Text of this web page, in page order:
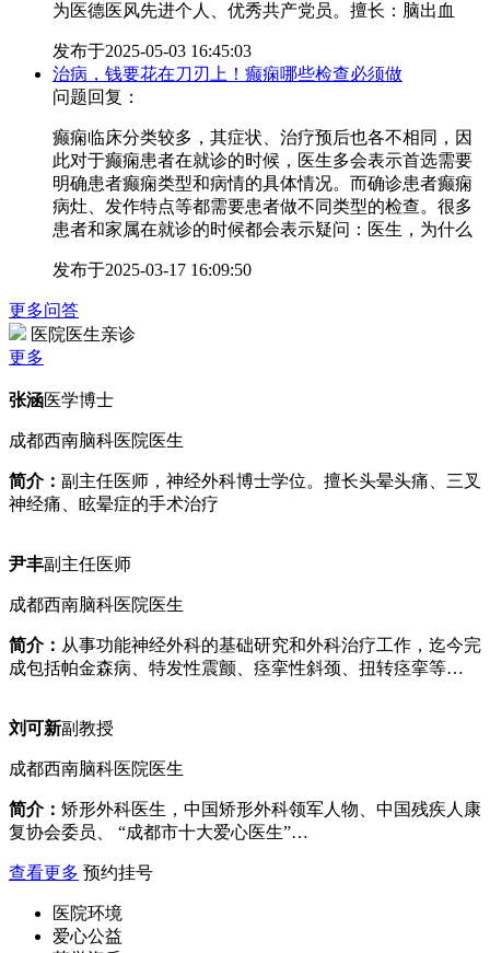
为医德医风先进个人、优秀共产党员。擅长：脑出血
发布于2025-05-03 16:45:03
治病，钱要花在刀刃上！癫痫哪些检查必须做
问题回复：
癫痫临床分类较多，其症状、治疗预后也各不相同，因
此对于癫痫患者在就诊的时候，医生多会表示首选需要
明确患者癫痫类型和病情的具体情况。而确诊患者癫痫
病灶、发作特点等都需要患者做不同类型的检查。很多
患者和家属在就诊的时候都会表示疑问：医生，为什么
发布于2025-03-17 16:09:50
更多问答
医院医生亲诊
更多
张涵医学博士
成都西南脑科医院医生
简介： 副主任医师，神经外科博士学位。擅长头晕头痛、三叉
神经痛、眩晕症的手术治疗
尹丰副主任医师
成都西南脑科医院医生
简介： 从事功能神经外科的基础研究和外科治疗工作，迄今完
成包括帕金森病、特发性震颤、痉挛性斜颈、扭转痉挛等…
刘可新副教授
成都西南脑科医院医生
简介： 矫形外科医生，中国矫形外科领军人物、中国残疾人康
复协会委员、 “成都市十大爱心医生”…
查看更多 预约挂号
医院环境
爱心公益